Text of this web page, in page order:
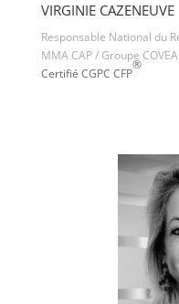
VIRGINIE CAZENEUVE
Responsable National du
MMA CAP / Groupe COVEA
Certifié CGPC CFP
®